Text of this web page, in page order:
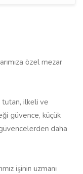
özel mezar
ilkeli ve
güvence, küçük
daha
işinin uzmanı